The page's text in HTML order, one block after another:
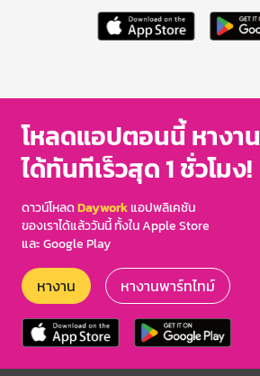
โหลดแอปตอนนี้ หางาน
ได้ทันทีเร็วสุด 1 ชั่วโมง!
ดาวน์โหลดDayworkแอปพลิเคชัน
ของเราได้แล้ววันนี้ ทั้งใน Apple Store
และ Google Play
หางาน หางานพาร์ทไทม์